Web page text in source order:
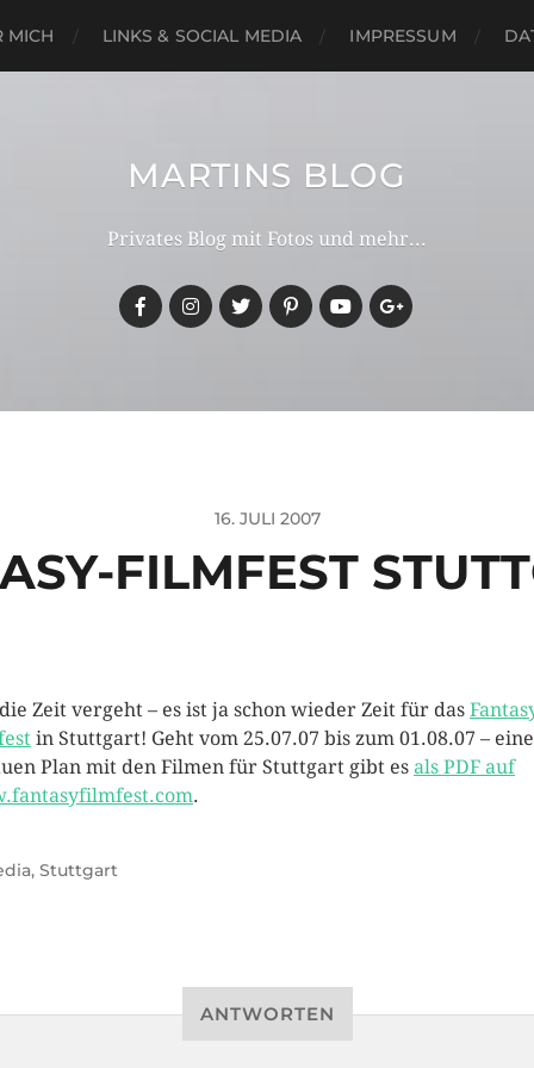
MICH LINKS & SOCIAL MEDIA IMPRESSUM
MARTINS BLOG
Privates Blog mit Fotos und mehr...
16. JULI 2007
FILMFEST
Zeit vergeht – es ist ja schon wieder Zeit für das
in Stuttgart! Geht vom 25.07.07 bis zum 01.08.07 –
Plan mit den Filmen für Stuttgart gibt es als PDF auf
.
, Stuttgart
ANTWORTEN